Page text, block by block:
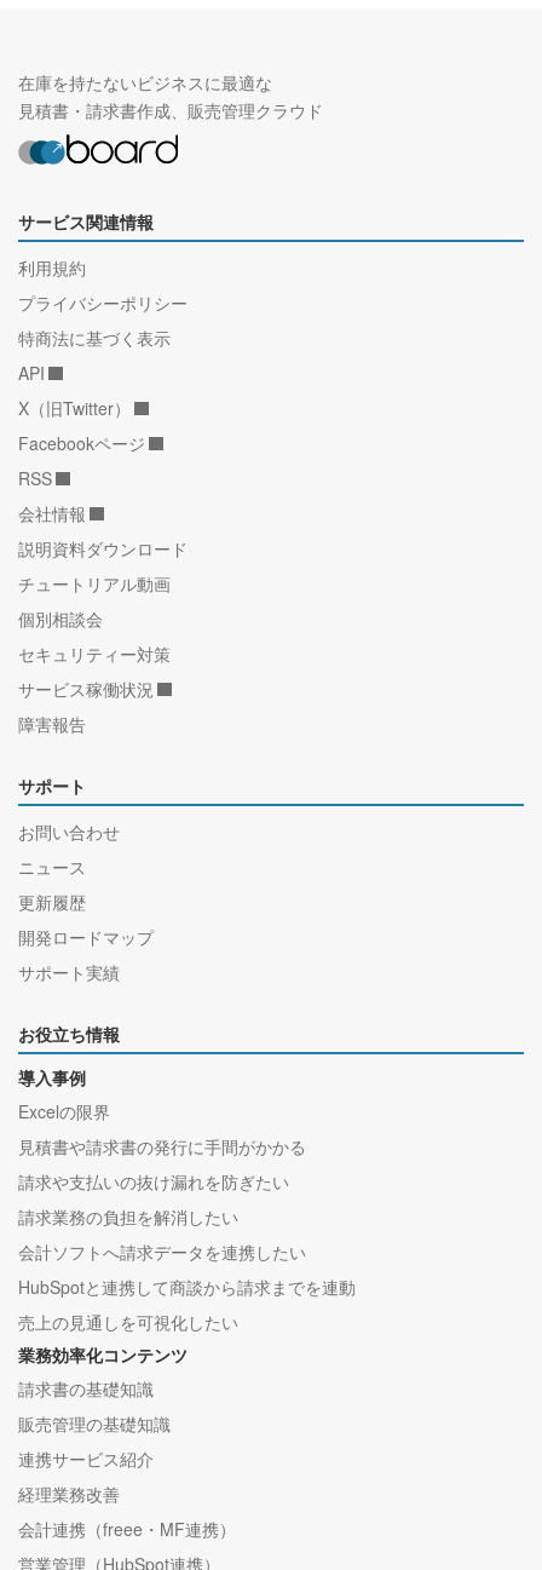
在庫を持たないビジネスに最適な
見積書・請求書作成、販売管理クラウド
サービス関連情報
利用規約
プライバシーポリシー
特商法に基づく表示
API
X（旧Twitter）
Facebookページ
RSS
会社情報
説明資料ダウンロード
チュートリアル動画
個別相談会
セキュリティー対策
サービス稼働状況
障害報告
サポート
お問い合わせ
ニュース
更新履歴
開発ロードマップ
サポート実績
お役立ち情報
導入事例
Excelの限界
見積書や請求書の発行に手間がかかる
請求や支払いの抜け漏れを防ぎたい
請求業務の負担を解消したい
会計ソフトへ請求データを連携したい
HubSpotと連携して商談から請求までを連動
売上の見通しを可視化したい
業務効率化コンテンツ
請求書の基礎知識
販売管理の基礎知識
連携サービス紹介
経理業務改善
会計連携（freee・MF連携）
営業管理（HubSpot連携）